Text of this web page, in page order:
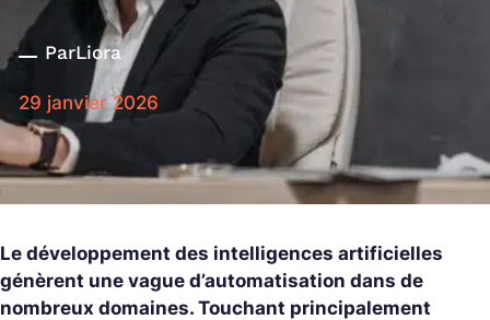
ParLiora
29 janvier 2026
Le développement des intelligences artificielles
génèrent une vague d’automatisation dans de
nombreux domaines. Touchant principalement